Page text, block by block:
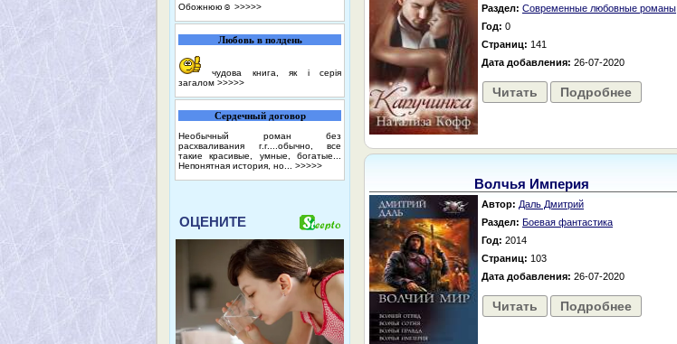
Обожнюю☺️ >>>>>
Любовь в полдень
чудова книга, як і серія
загалом >>>>>
Сердечный договор
Необычный роман без
расхваливания г.г....обычно, все
такие красивые, умные, богатые...
Непонятная история, но... >>>>>
ОЦЕНИТЕ
Раздел: Современные любовные романы
Год: 0
Страниц: 141
Дата добавления: 26-07-2020
Читать Подробнее
Волчья Империя
Автор: Даль Дмитрий
Раздел: Боевая фантастика
Год: 2014
Страниц: 103
Дата добавления: 26-07-2020
Читать Подробнее